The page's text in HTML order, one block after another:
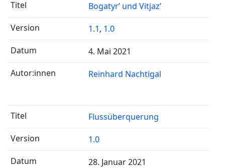
Bogatyr’ und Vitjaz’
1.1, 1.0
4. Mai 2021
Reinhard Nachtigal
Flussüberquerung
1.0
28. Januar 2021